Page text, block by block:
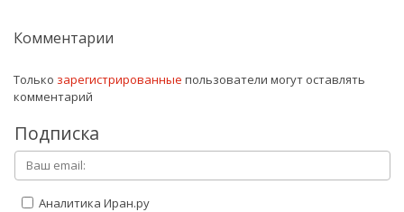
Комментарии
Только зарегистрированные пользователи могут оставлять
комментарий
Подписка
Аналитика Иран.ру